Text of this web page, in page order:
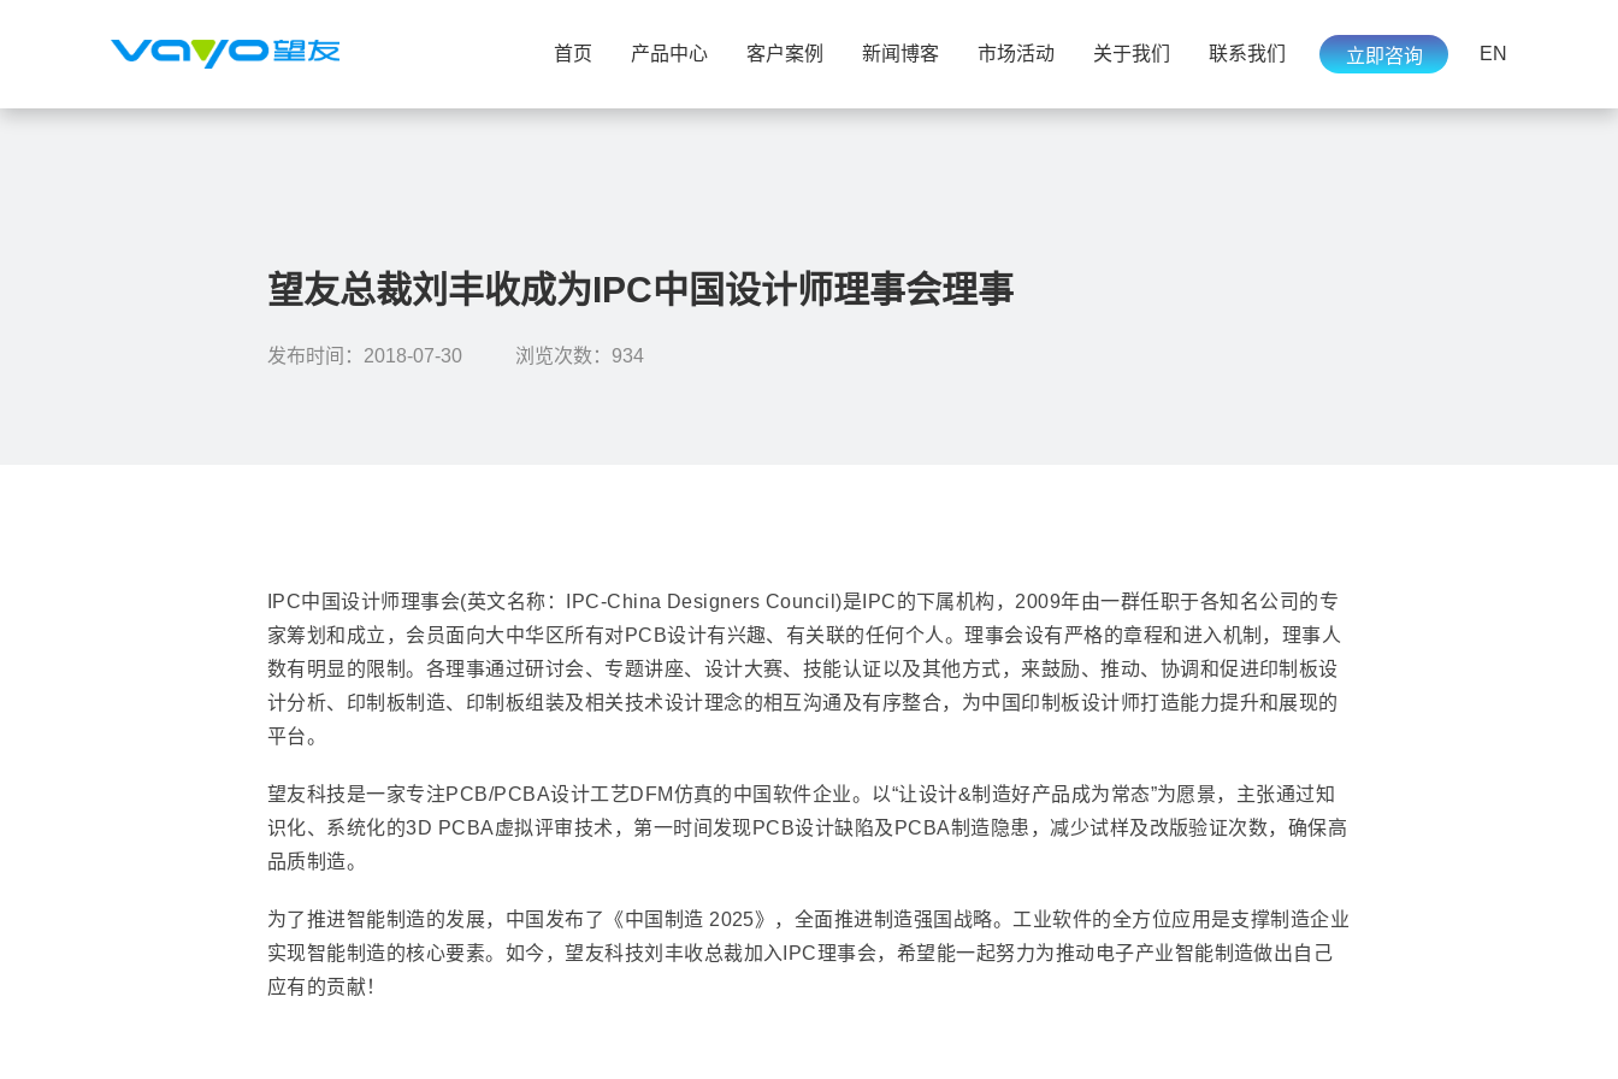
首页 产品中心 客户案例 新闻博客 市场活动 关于我们 联系我们 立即咨询 EN
望友总裁刘丰收成为IPC中国设计师理事会理事
发布时间：2018-07-30 浏览次数：934
IPC中国设计师理事会(英文名称：IPC-China Designers Council)是IPC的下属机构，2009年由一群任职于各知名公司的专
家筹划和成立，会员面向大中华区所有对PCB设计有兴趣、有关联的任何个人。理事会设有严格的章程和进入机制，理事人
数有明显的限制。各理事通过研讨会、专题讲座、设计大赛、技能认证以及其他方式，来鼓励、推动、协调和促进印制板设
计分析、印制板制造、印制板组装及相关技术设计理念的相互沟通及有序整合，为中国印制板设计师打造能力提升和展现的
平台。
望友科技是一家专注PCB/PCBA设计工艺DFM仿真的中国软件企业。以“让设计&制造好产品成为常态”为愿景，主张通过知
识化、系统化的3D PCBA虚拟评审技术，第一时间发现PCB设计缺陷及PCBA制造隐患，减少试样及改版验证次数，确保高
品质制造。
为了推进智能制造的发展，中国发布了《中国制造 2025》，全面推进制造强国战略。工业软件的全方位应用是支撑制造企业
实现智能制造的核心要素。如今，望友科技刘丰收总裁加入IPC理事会，希望能一起努力为推动电子产业智能制造做出自己
应有的贡献！